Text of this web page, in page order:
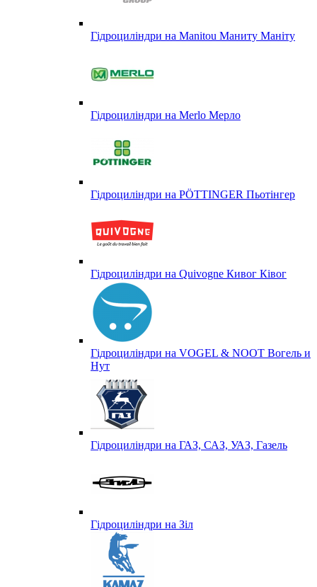
Гідроциліндри на Manitou Маниту Маніту
Гідроциліндри на Merlo Мерло
Гідроциліндри на PÖTTINGER Пьотінгер
Гідроциліндри на Quivogne Кивог Ківог
Гідроциліндри на VOGEL & NOOT Вогель и
Нут
Гідроциліндри на ГАЗ, САЗ, УАЗ, Газель
Гідроциліндри на Зіл